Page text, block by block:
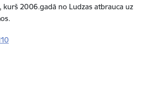
kurš 2006.gadā no Ludzas atbrauca uz